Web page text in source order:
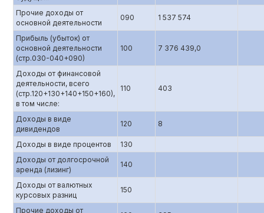
Прочие доходы от
основной деятельности
090 1 537 574
Прибыль (убыток) от
основной деятельности
(стр.0З0-040+090)
100 7 376 439,0
Доходы от финансовой
деятельности, всего
(стр.120+130+140+150+160),
в том числе:
110 403
Доходы в виде
дивидендов
120 8
Доходы в виде процентов
130
Доходы от долгосрочной
аренда (лизинг)
140
Доходы от валютных
курсовых разниц
150
Прочие доходы от